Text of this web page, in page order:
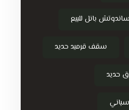
ساندوتش بانل للبيع
سقف قرميد حديد
حديد